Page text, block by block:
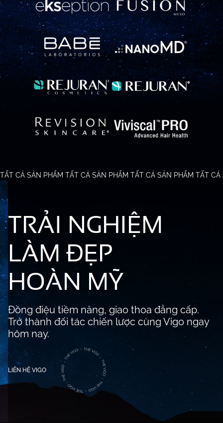
TẤT CẢ SẢN PHẨM TẤT CẢ SẢN PHẨM TẤT CẢ SẢN PHẨM TẤT CẢ
TRẢI NGHIỆM
LÀM ĐẸP
HOÀN MỸ
Đồng điệu tiềm năng, giao thoa đẳng cấp.
Trở thành đối tác chiến lược cùng Vigo ngay
hôm nay.
LIÊN HỆ VIGO